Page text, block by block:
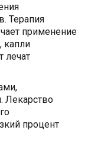
Терапия
применение
капли
лечат
Лекарство
процент